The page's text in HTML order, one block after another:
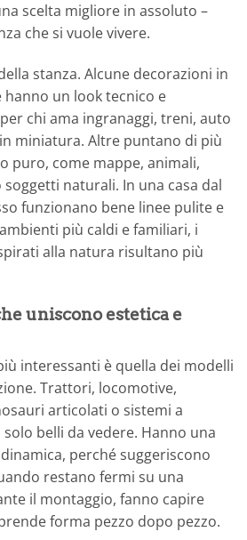
scelta migliore in assoluto –
che si vuole vivere.
stanza. Alcune decorazioni in
hanno un look tecnico e
chi ama ingranaggi, treni, auto
miniatura. Altre puntano di più
puro, come mappe, animali,
naturali. In una casa dal
funzionano bene linee pulite e
più caldi e familiari, i
alla natura risultano più
uniscono estetica e
interessanti è quella dei modelli
Trattori, locomotive,
articolati o sistemi a
belli da vedere. Hanno una
perché suggeriscono
restano fermi su una
il montaggio, fanno capire
forma pezzo dopo pezzo.